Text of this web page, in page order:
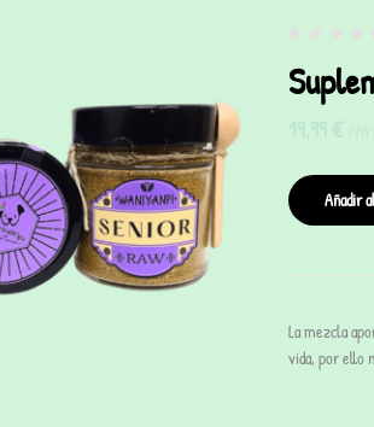
Añadir
La mezcla
vida, por ello